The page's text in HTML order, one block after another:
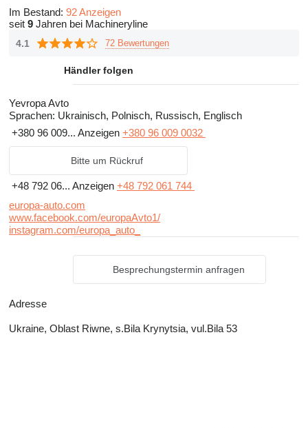
Im Bestand: 92 Anzeigen
seit 9 Jahren bei Machineryline
4.1 72 Bewertungen
Händler folgen
Yevropa Avto
Sprachen: Ukrainisch, Polnisch, Russisch, Englisch
+380 96 009... Anzeigen +380 96 009 0032
Bitte um Rückruf
+48 792 06... Anzeigen +48 792 061 744
europa-auto.com
www.facebook.com/europaAvto1/
instagram.com/europa_auto_
Besprechungstermin anfragen
Adresse
Ukraine, Oblast Riwne, s.Bila Krynytsia, vul.Bila 53